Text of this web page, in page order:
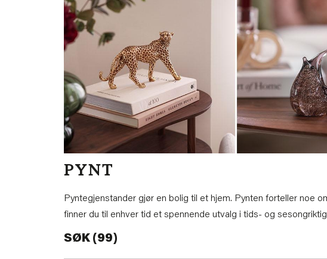
PYNT
Pyntegjenstander gjør en bolig til et hjem. Pynten forteller noe
finner du til enhver tid et spennende utvalg i tids- og
SØK (99)